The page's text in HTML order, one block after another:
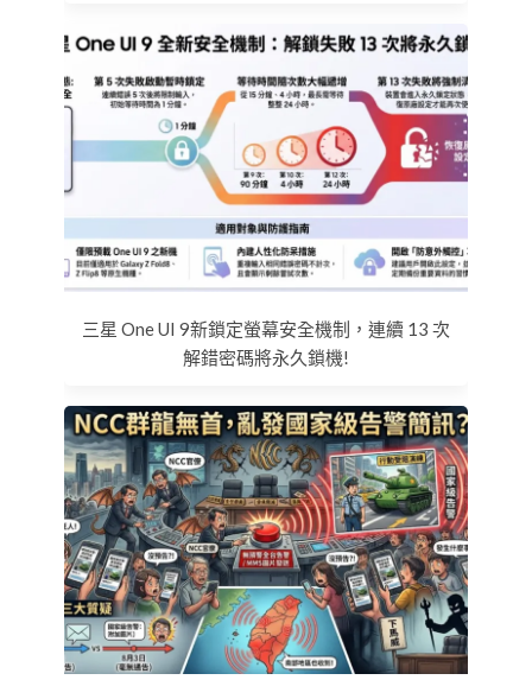
三星 One UI 9新鎖定螢幕安全機制，連續 13 次
解錯密碼將永久鎖機!